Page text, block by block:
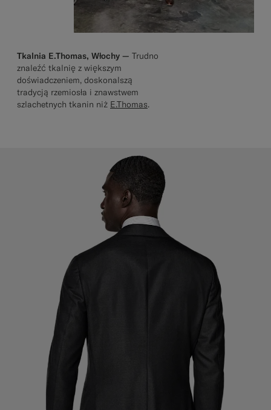
Tkalnia E.Thomas, Włochy — Trudno
znaleźć tkalnię z większym
doświadczeniem, doskonalszą
tradycją rzemiosła i znawstwem
szlachetnych tkanin niż E.Thomas.